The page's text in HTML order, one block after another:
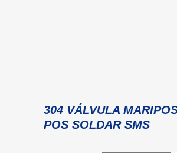
304 VÁLVULA
POS SOLDAR SMS